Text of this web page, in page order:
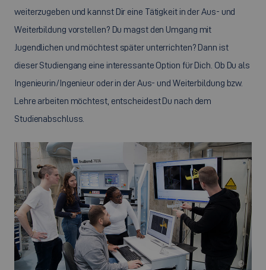
weiterzugeben und kannst Dir eine Tätigkeit in der Aus- und
Weiterbildung vorstellen? Du magst den Umgang mit
Jugendlichen und möchtest später unterrichten? Dann ist
dieser Studiengang eine interessante Option für Dich. Ob Du als
Ingenieurin/Ingenieur oder in der Aus- und Weiterbildung bzw.
Lehre arbeiten möchtest, entscheidest Du nach dem
Studienabschluss.
©